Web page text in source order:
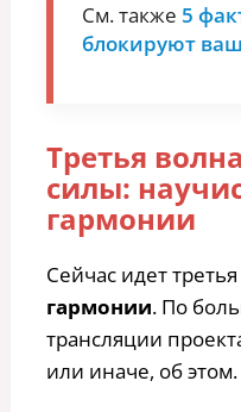
См. также 5
блокируют
Третья
силы:
гармонии
Сейчас идет
гармонии. По
трансляции
или иначе, об этом.